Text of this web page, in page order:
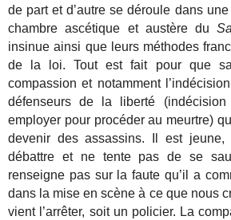
de part et d’autre se déroule dans
chambre ascétique et austère du
insinue ainsi que leurs méthodes
de la loi. Tout est fait pour que
compassion et notamment
défenseurs de la liberté
employer pour procéder au meurtre)
devenir des assassins. Il est
débattre et ne tente pas de se
renseigne pas sur la faute qu’il a
dans la mise en scène à ce que nous
vient l’arrêter, soit un policier. La